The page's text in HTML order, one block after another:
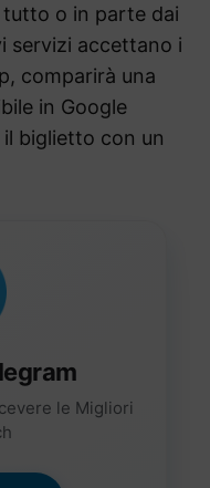
o in parte dai
servizi accettano i
comparirà una
in Google
biglietto con un
le Migliori